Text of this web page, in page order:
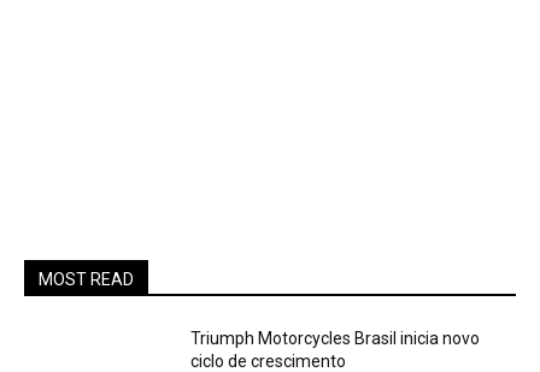
MOST READ
Triumph Motorcycles Brasil inicia novo
ciclo de crescimento